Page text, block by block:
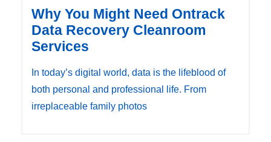
Why You Might Need Ontrack
Data Recovery Cleanroom
Services
In today’s digital world, data is the lifeblood of
both personal and professional life. From
irreplaceable family photos